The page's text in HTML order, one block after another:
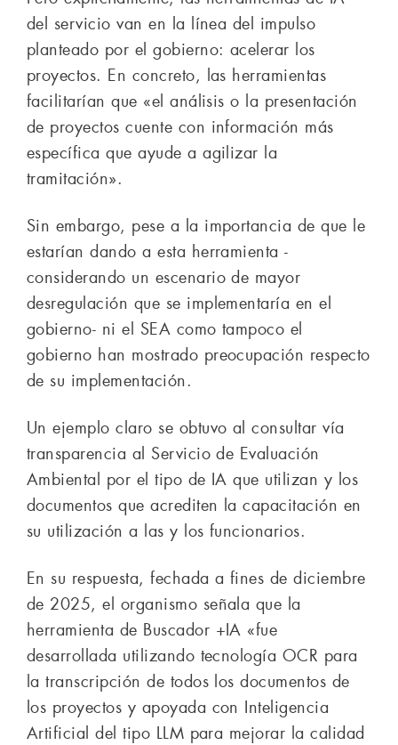
del servicio van en la línea del impulso
planteado por el gobierno: acelerar los
proyectos. En concreto, las herramientas
facilitarían que «el análisis o la presentación
de proyectos cuente con información más
específica que ayude a agilizar la
tramitación».
Sin embargo, pese a la importancia de que le
estarían dando a esta herramienta -
considerando un escenario de mayor
desregulación que se implementaría en el
gobierno- ni el SEA como tampoco el
gobierno han mostrado preocupación respecto
de su implementación.
Un ejemplo claro se obtuvo al consultar vía
transparencia al Servicio de Evaluación
Ambiental por el tipo de IA que utilizan y los
documentos que acrediten la capacitación en
su utilización a las y los funcionarios.
En su respuesta, fechada a fines de diciembre
de 2025, el organismo señala que la
herramienta de Buscador +IA «fue
desarrollada utilizando tecnología OCR para
la transcripción de todos los documentos de
los proyectos y apoyada con Inteligencia
Artificial del tipo LLM para mejorar la calidad